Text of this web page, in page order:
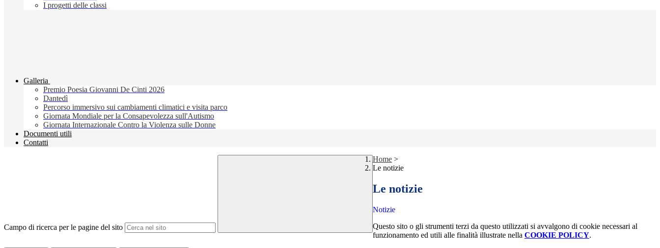
I progetti delle classi
Galleria
Premio Poesia Giovanni De Cinti 2026
Dantedì
Percorso immersivo sui cambiamenti climatici e visita parco
Giornata Mondiale per la Consapevolezza sull'Autismo
Giornata Internazionale Contro la Violenza sulle Donne
Documenti utili
Contatti
Campo di ricerca per le pagine del sito
Home >
Le notizie
Le notizie
Notizie
Questo sito o gli strumenti terzi da questo utilizzati si avvalgono di cookie necessari al
funzionamento ed utili alle finalità illustrate nella COOKIE POLICY.